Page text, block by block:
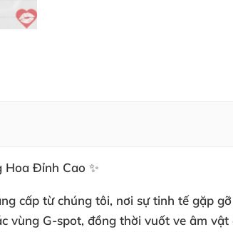
Đỉnh Cao ✨
cấp từ chúng tôi, nơi sự tinh tế gặp
vùng G-spot, đồng thời vuốt ve âm